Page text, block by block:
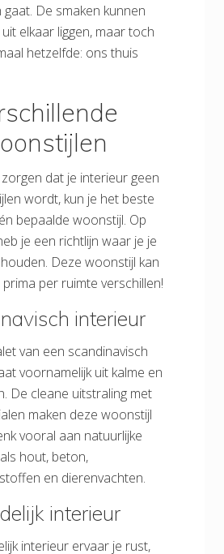
gaat. De smaken kunnen
elkaar liggen, maar toch
hetzelfde: ons thuis
dat je interieur geen
wordt, kun je het beste
bepaalde woonstijl. Op
je een richtlijn waar je je
Deze woonstijl kan
per ruimte verschillen!
interieur
van een scandinavisch
voornamelijk uit kalme en
De cleane uitstraling met
maken deze woonstijl
vooral aan natuurlijke
hout, beton,
en dierenvachten.
interieur
interieur ervaar je rust,